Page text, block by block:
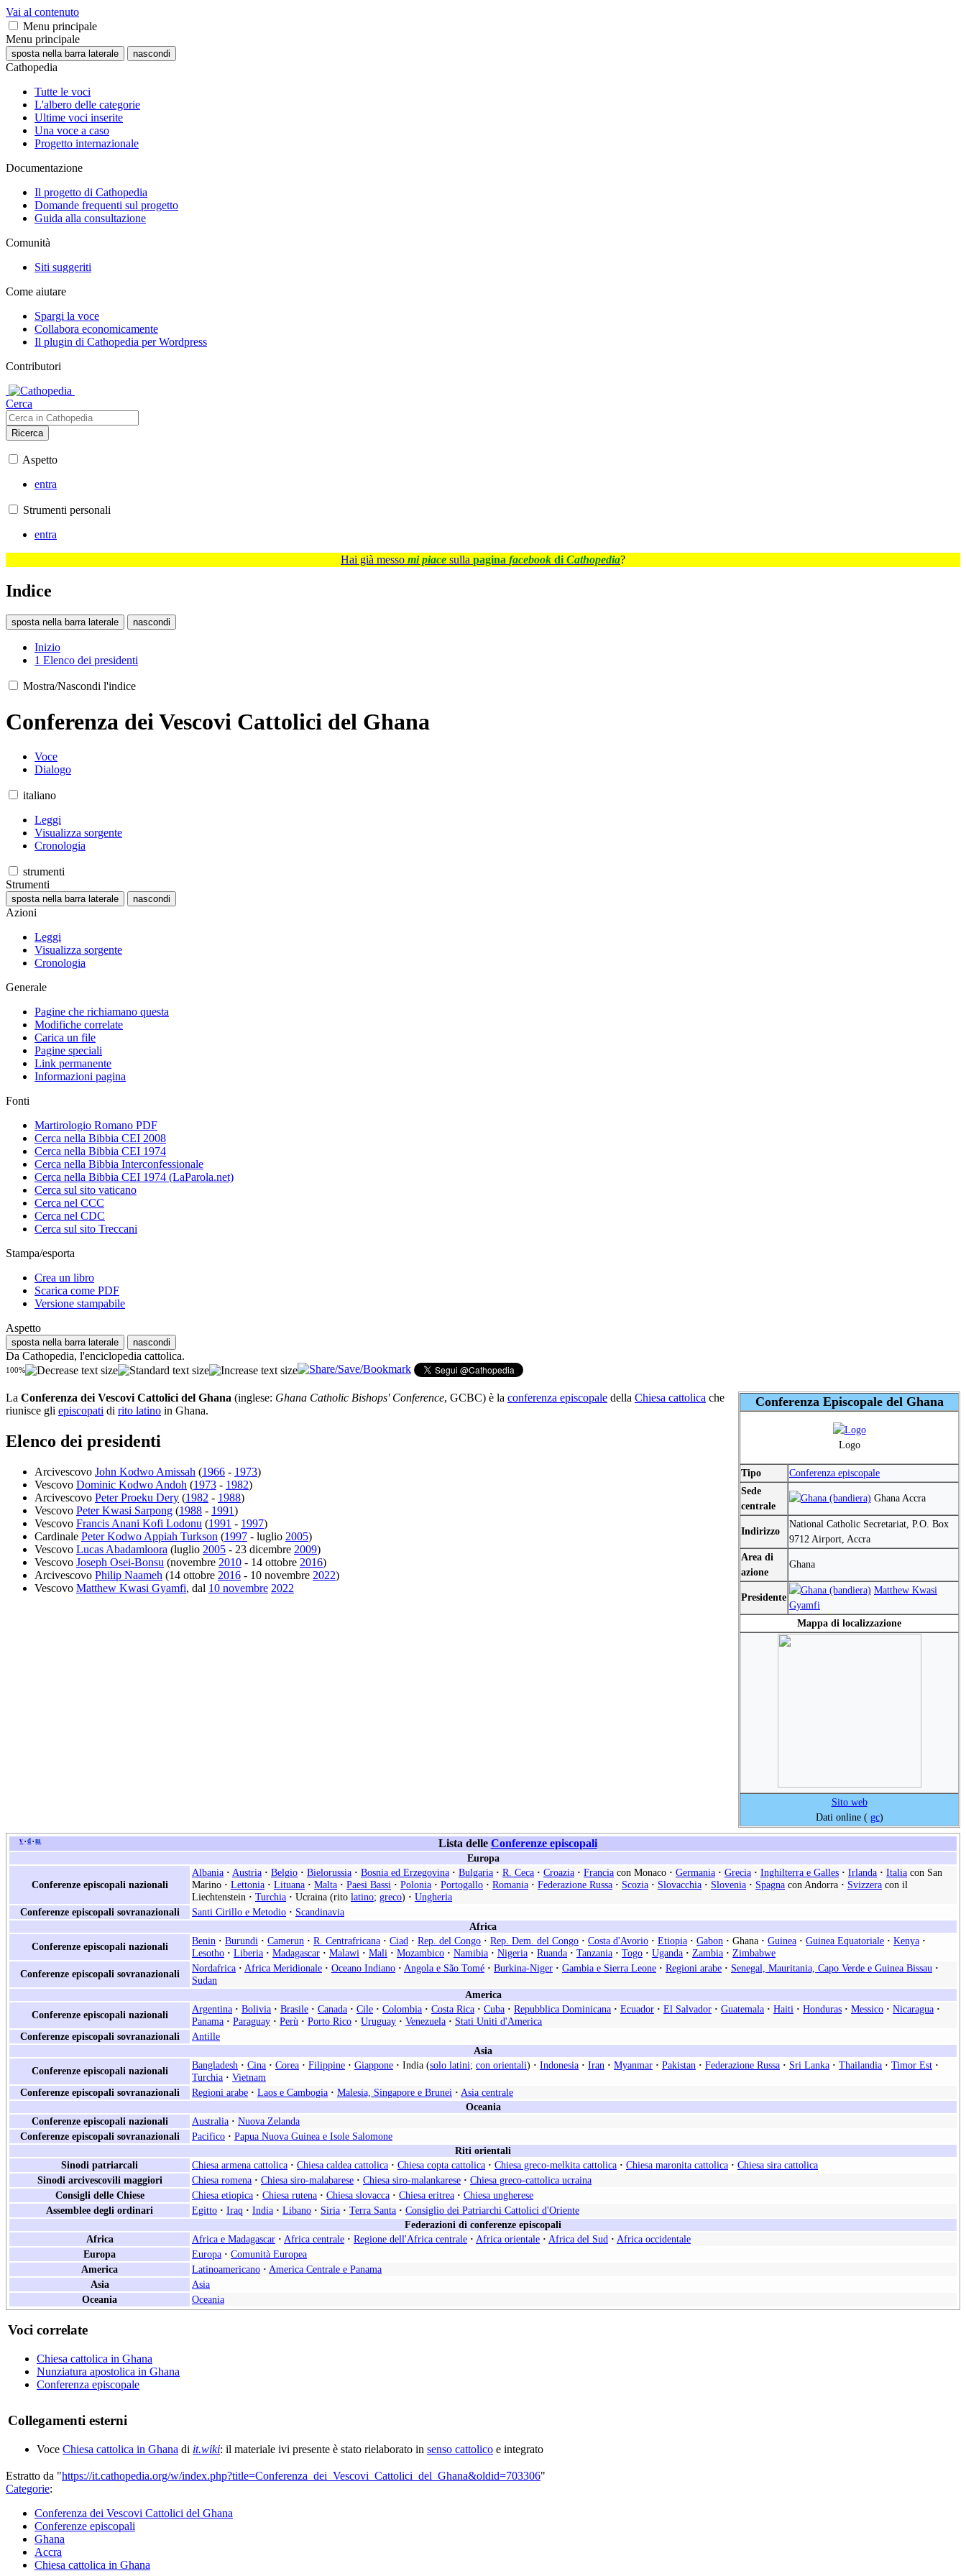
Vai al contenuto
Menu principale
Menu principale
sposta nella barra laterale nascondi
Cathopedia
Tutte le voci
L'albero delle categorie
Ultime voci inserite
Una voce a caso
Progetto internazionale
Documentazione
Il progetto di Cathopedia
Domande frequenti sul progetto
Guida alla consultazione
Comunità
Siti suggeriti
Come aiutare
Spargi la voce
Collabora economicamente
Il plugin di Cathopedia per Wordpress
Contributori
Cerca
Ricerca
Aspetto
entra
Strumenti personali
entra
Hai già messo mi piace sulla pagina facebook di Cathopedia?
Indice
sposta nella barra laterale nascondi
Inizio
1 Elenco dei presidenti
Mostra/Nascondi l'indice
Conferenza dei Vescovi Cattolici del Ghana
Voce
Dialogo
italiano
Leggi
Visualizza sorgente
Cronologia
strumenti
Strumenti
sposta nella barra laterale nascondi
Azioni
Leggi
Visualizza sorgente
Cronologia
Generale
Pagine che richiamano questa
Modifiche correlate
Carica un file
Pagine speciali
Link permanente
Informazioni pagina
Fonti
Martirologio Romano PDF
Cerca nella Bibbia CEI 2008
Cerca nella Bibbia CEI 1974
Cerca nella Bibbia Interconfessionale
Cerca nella Bibbia CEI 1974 (LaParola.net)
Cerca sul sito vaticano
Cerca nel CCC
Cerca nel CDC
Cerca sul sito Treccani
Stampa/esporta
Crea un libro
Scarica come PDF
Versione stampabile
Aspetto
sposta nella barra laterale nascondi
Da Cathopedia, l'enciclopedia cattolica.
100%
Conferenza Episcopale del Ghana
Logo
Tipo
Conferenza episcopale
Sede
centrale
Ghana Accra
Indirizzo
National Catholic Secretariat, P.O. Box
9712 Airport, Accra
Area di
azione
Ghana
Presidente
Matthew Kwasi
Gyamfi
Mappa di localizzazione
Sito web
Dati online ( gc)
La Conferenza dei Vescovi Cattolici del Ghana (inglese: Ghana Catholic Bishops' Conference, GCBC) è la conferenza episcopale della Chiesa cattolica che
riunisce gli episcopati di rito latino in Ghana.
Elenco dei presidenti
Arcivescovo John Kodwo Amissah (1966 - 1973)
Vescovo Dominic Kodwo Andoh (1973 - 1982)
Arcivescovo Peter Proeku Dery (1982 - 1988)
Vescovo Peter Kwasi Sarpong (1988 - 1991)
Vescovo Francis Anani Kofi Lodonu (1991 - 1997)
Cardinale Peter Kodwo Appiah Turkson (1997 - luglio 2005)
Vescovo Lucas Abadamloora (luglio 2005 - 23 dicembre 2009)
Vescovo Joseph Osei-Bonsu (novembre 2010 - 14 ottobre 2016)
Arcivescovo Philip Naameh (14 ottobre 2016 - 10 novembre 2022)
Vescovo Matthew Kwasi Gyamfi, dal 10 novembre 2022
v • d • m Lista delle Conferenze episcopali
Europa
Conferenze episcopali nazionali
Albania · Austria · Belgio · Bielorussia · Bosnia ed Erzegovina · Bulgaria · R. Ceca · Croazia · Francia con Monaco · Germania · Grecia · Inghilterra e Galles · Irlanda · Italia con San
Marino · Lettonia · Lituana · Malta · Paesi Bassi · Polonia · Portogallo · Romania · Federazione Russa · Scozia · Slovacchia · Slovenia · Spagna con Andorra · Svizzera con il
Liechtenstein · Turchia · Ucraina (rito latino; greco) · Ungheria
Conferenze episcopali sovranazionali
Santi Cirillo e Metodio · Scandinavia
Africa
Conferenze episcopali nazionali
Benin · Burundi · Camerun · R. Centrafricana · Ciad · Rep. del Congo · Rep. Dem. del Congo · Costa d'Avorio · Etiopia · Gabon · Ghana · Guinea · Guinea Equatoriale · Kenya ·
Lesotho · Liberia · Madagascar · Malawi · Mali · Mozambico · Namibia · Nigeria · Ruanda · Tanzania · Togo · Uganda · Zambia · Zimbabwe
Conferenze episcopali sovranazionali
Nordafrica · Africa Meridionale · Oceano Indiano · Angola e São Tomé · Burkina-Niger · Gambia e Sierra Leone · Regioni arabe · Senegal, Mauritania, Capo Verde e Guinea Bissau ·
Sudan
America
Conferenze episcopali nazionali
Argentina · Bolivia · Brasile · Canada · Cile · Colombia · Costa Rica · Cuba · Repubblica Dominicana · Ecuador · El Salvador · Guatemala · Haiti · Honduras · Messico · Nicaragua ·
Panama · Paraguay · Perù · Porto Rico · Uruguay · Venezuela · Stati Uniti d'America
Conferenze episcopali sovranazionali
Antille
Asia
Conferenze episcopali nazionali
Bangladesh · Cina · Corea · Filippine · Giappone · India (solo latini; con orientali) · Indonesia · Iran · Myanmar · Pakistan · Federazione Russa · Sri Lanka · Thailandia · Timor Est ·
Turchia · Vietnam
Conferenze episcopali sovranazionali
Regioni arabe · Laos e Cambogia · Malesia, Singapore e Brunei · Asia centrale
Oceania
Conferenze episcopali nazionali
Australia · Nuova Zelanda
Conferenze episcopali sovranazionali
Pacifico · Papua Nuova Guinea e Isole Salomone
Riti orientali
Sinodi patriarcali
Chiesa armena cattolica · Chiesa caldea cattolica · Chiesa copta cattolica · Chiesa greco-melkita cattolica · Chiesa maronita cattolica · Chiesa sira cattolica
Sinodi arcivescovili maggiori
Chiesa romena · Chiesa siro-malabarese · Chiesa siro-malankarese · Chiesa greco-cattolica ucraina
Consigli delle Chiese
Chiesa etiopica · Chiesa rutena · Chiesa slovacca · Chiesa eritrea · Chiesa ungherese
Assemblee degli ordinari
Egitto · Iraq · India · Libano · Siria · Terra Santa · Consiglio dei Patriarchi Cattolici d'Oriente
Federazioni di conferenze episcopali
Africa
Africa e Madagascar · Africa centrale · Regione dell'Africa centrale · Africa orientale · Africa del Sud · Africa occidentale
Europa
Europa · Comunità Europea
America
Latinoamericano · America Centrale e Panama
Asia
Asia
Oceania
Oceania
Voci correlate
Chiesa cattolica in Ghana
Nunziatura apostolica in Ghana
Conferenza episcopale
Collegamenti esterni
Voce Chiesa cattolica in Ghana di it.wiki: il materiale ivi presente è stato rielaborato in senso cattolico e integrato
Estratto da "https://it.cathopedia.org/w/index.php?title=Conferenza_dei_Vescovi_Cattolici_del_Ghana&oldid=703306"
Categorie:
Conferenza dei Vescovi Cattolici del Ghana
Conferenze episcopali
Ghana
Accra
Chiesa cattolica in Ghana